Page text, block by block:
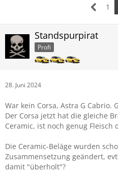
1
Standspurpirat
Profi
28. Juni 2024
War kein Corsa, Astra G
Der Corsa jetzt hat die gleiche
Ceramic, ist noch genug Fleisch
Die Ceramic-Beläge wurden
Zusammensetzung geändert,
damit "überholt"?